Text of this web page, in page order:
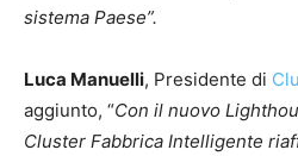
sistema Paese”.
Luca Manuelli, Presidente di
aggiunto, “Con il nuovo
Cluster Fabbrica Intelligente